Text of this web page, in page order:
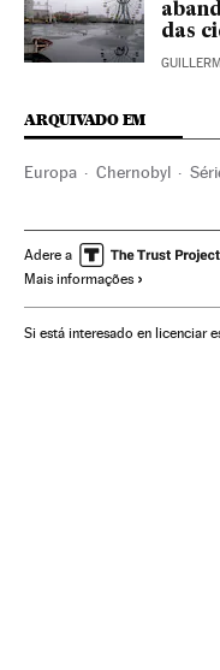
das
ARQUIVADO EM
Europa Chernobyl
HBO Série histórica
Série britânica
Televisão Programação
Adere a
Mais informações
Si está interesado en licenciar